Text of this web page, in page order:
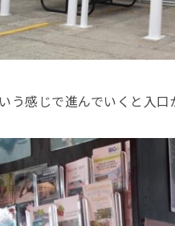
う感じで進んでいくと入口